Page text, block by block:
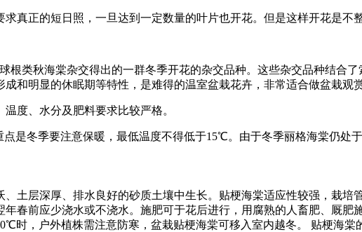
真正的短日照，一旦达到一定数量的叶片也开花。但是这样开花是不
根类秋海棠杂交得出的一群冬季开花的杂交品种。这些杂交品种结合
和明显的休眠期等特性，是难得的温室盆栽花卉，非常适合做盆栽观赏
度、水分及肥料要求比较严格。
是冬季要注意保暖，最低温度不得低于15℃。由于冬季丽格海棠仍处
土层深厚、排水良好的砂质土壤中生长。贴梗海棠适应性较强，栽培
春前应少浇水或不浇水。施肥可于花后进行，用腐熟的人畜肥、厩肥
时，户外植株需注意防寒，盆栽贴梗海棠可移入室内越冬。 贴梗海